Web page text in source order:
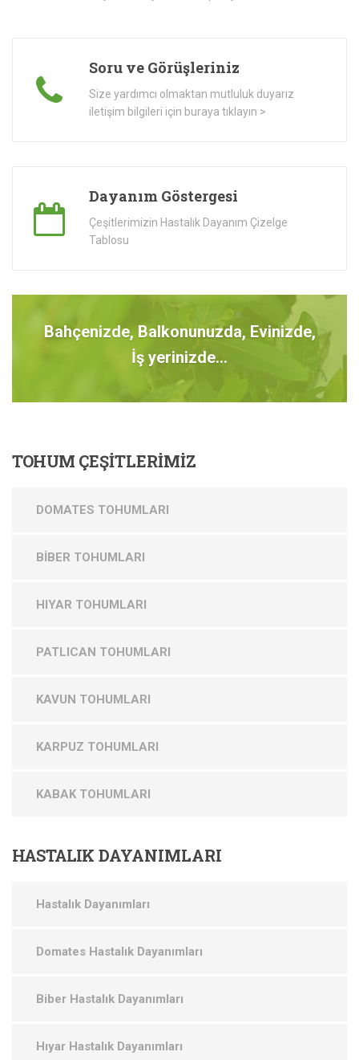
Soru ve Görüşleriniz
Size yardımcı olmaktan mutluluk duyarız
iletişim bilgileri için buraya tıklayın >
Dayanım Göstergesi
Çeşitlerimizin Hastalık Dayanım Çizelge
Tablosu
Bahçenizde, Balkonunuzda, Evinizde,
İş yerinizde...
TOHUM ÇEŞİTLERİMİZ
DOMATES TOHUMLARI
BİBER TOHUMLARI
HIYAR TOHUMLARI
PATLICAN TOHUMLARI
KAVUN TOHUMLARI
KARPUZ TOHUMLARI
KABAK TOHUMLARI
HASTALIK DAYANIMLARI
Hastalık Dayanımları
Domates Hastalık Dayanımları
Biber Hastalık Dayanımları
Hıyar Hastalık Dayanımları